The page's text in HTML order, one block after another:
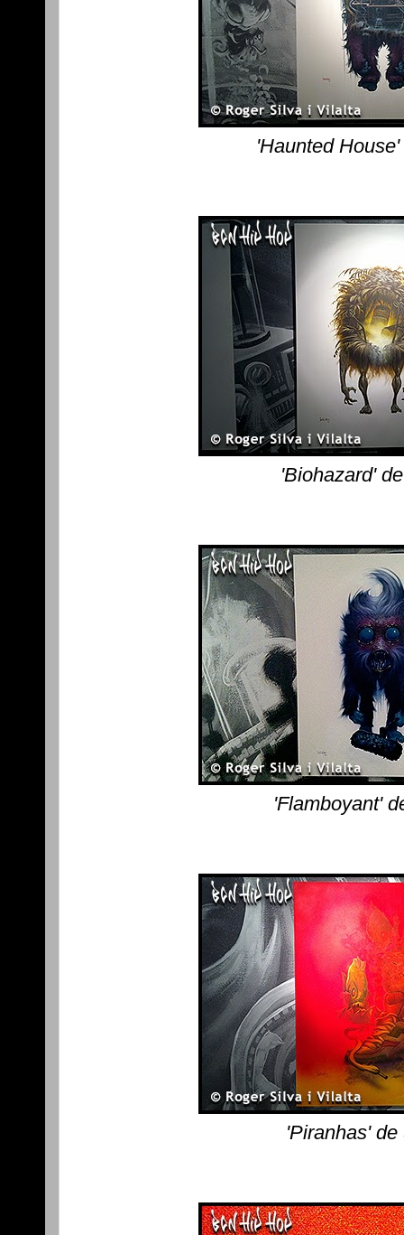
'Haunted
'Biohazard'
'Flamboyant'
'Piranhas' de